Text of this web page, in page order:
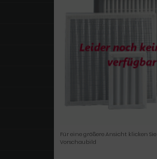
Für eine größere Ansicht klicken
Vorschaubild